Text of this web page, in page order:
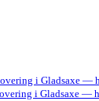
i Gladsaxe —
i Gladsaxe —